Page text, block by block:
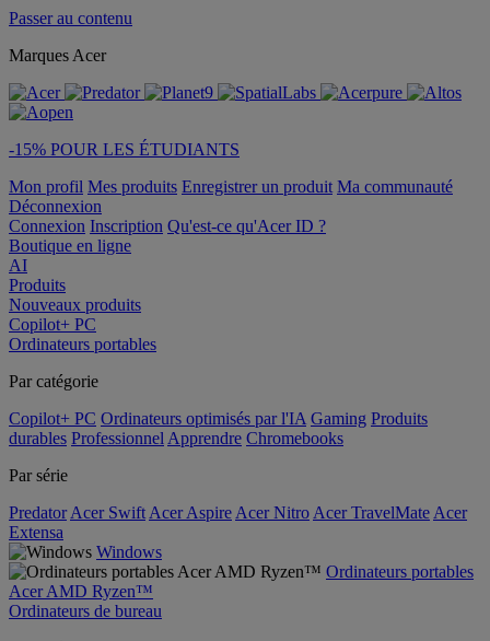
Passer au contenu
Marques Acer
-15% POUR LES ÉTUDIANTS
Mon profil Mes produits Enregistrer un produit Ma communauté
Déconnexion
Connexion Inscription Qu'est-ce qu'Acer ID ?
Boutique en ligne
AI
Produits
Nouveaux produits
Copilot+ PC
Ordinateurs portables
Par catégorie
Copilot+ PC Ordinateurs optimisés par l'IA Gaming Produits
durables Professionnel Apprendre Chromebooks
Par série
Predator Acer Swift Acer Aspire Acer Nitro Acer TravelMate Acer
Extensa
Windows
Ordinateurs portables
Acer AMD Ryzen™
Ordinateurs de bureau